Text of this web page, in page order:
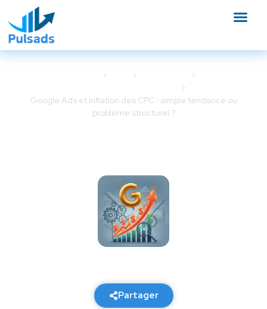
Google Ads et inflation des CPC : simple tendance ou
problème structurel ?
Partager